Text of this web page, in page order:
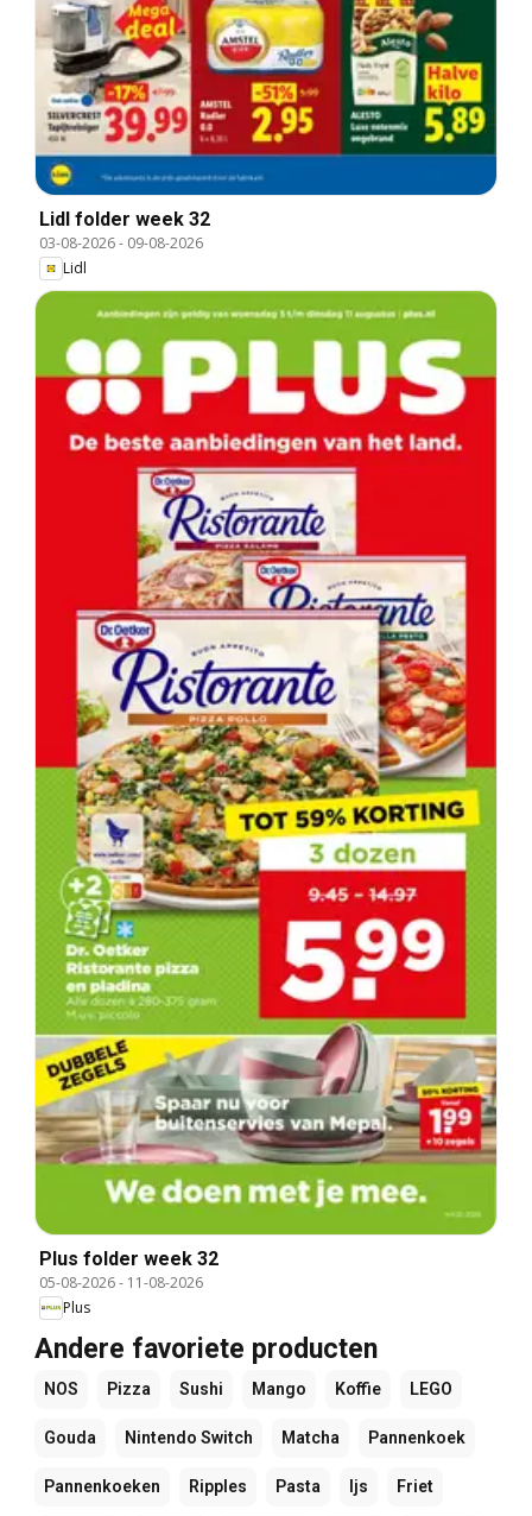
Lidl folder week 32
03-08-2026- 09-08-2026
Lidl
Plus folder week 32
05-08-2026- 11-08-2026
Plus
Andere favoriete producten
NOS Pizza Sushi Mango Koffie LEGO
Gouda Nintendo Switch Matcha Pannenkoek
Pannenkoeken Ripples Pasta Ijs Friet